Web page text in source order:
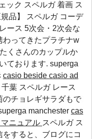
ック スペルガ 着画 ス
品】 スペルガ コーデ
ース 5次会・2次会な
わってきたプラチナw
くさんのカップルか
ております. superga
casio beside casio ad
葉 スペルガ レース
のチョレギサラダもで
manchester cas
ニュアル スペルガ ス
すると、ブログにコ